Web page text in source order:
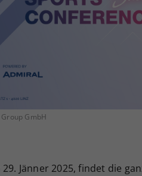
GmbH
Jänner 2025, findet die